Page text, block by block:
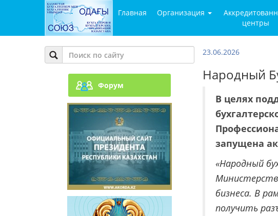
Главная Организация
центры
Форум
23.06.2026
Народный
В целях
запущена
«Народный
бизнеса. В
получить